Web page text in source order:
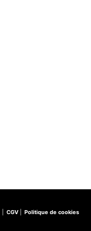
CGV Politique de cookies